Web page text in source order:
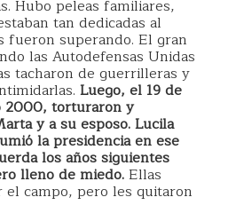
Hubo peleas familiares,
tan dedicadas al
fueron superando. El gran
las Autodefensas Unidas
tacharon de guerrilleras y
Luego, el 19 de
2000, torturaron y
y a su esposo. Lucila
la presidencia en ese
los años siguientes
lleno de miedo.Ellas
el campo, pero les quitaron